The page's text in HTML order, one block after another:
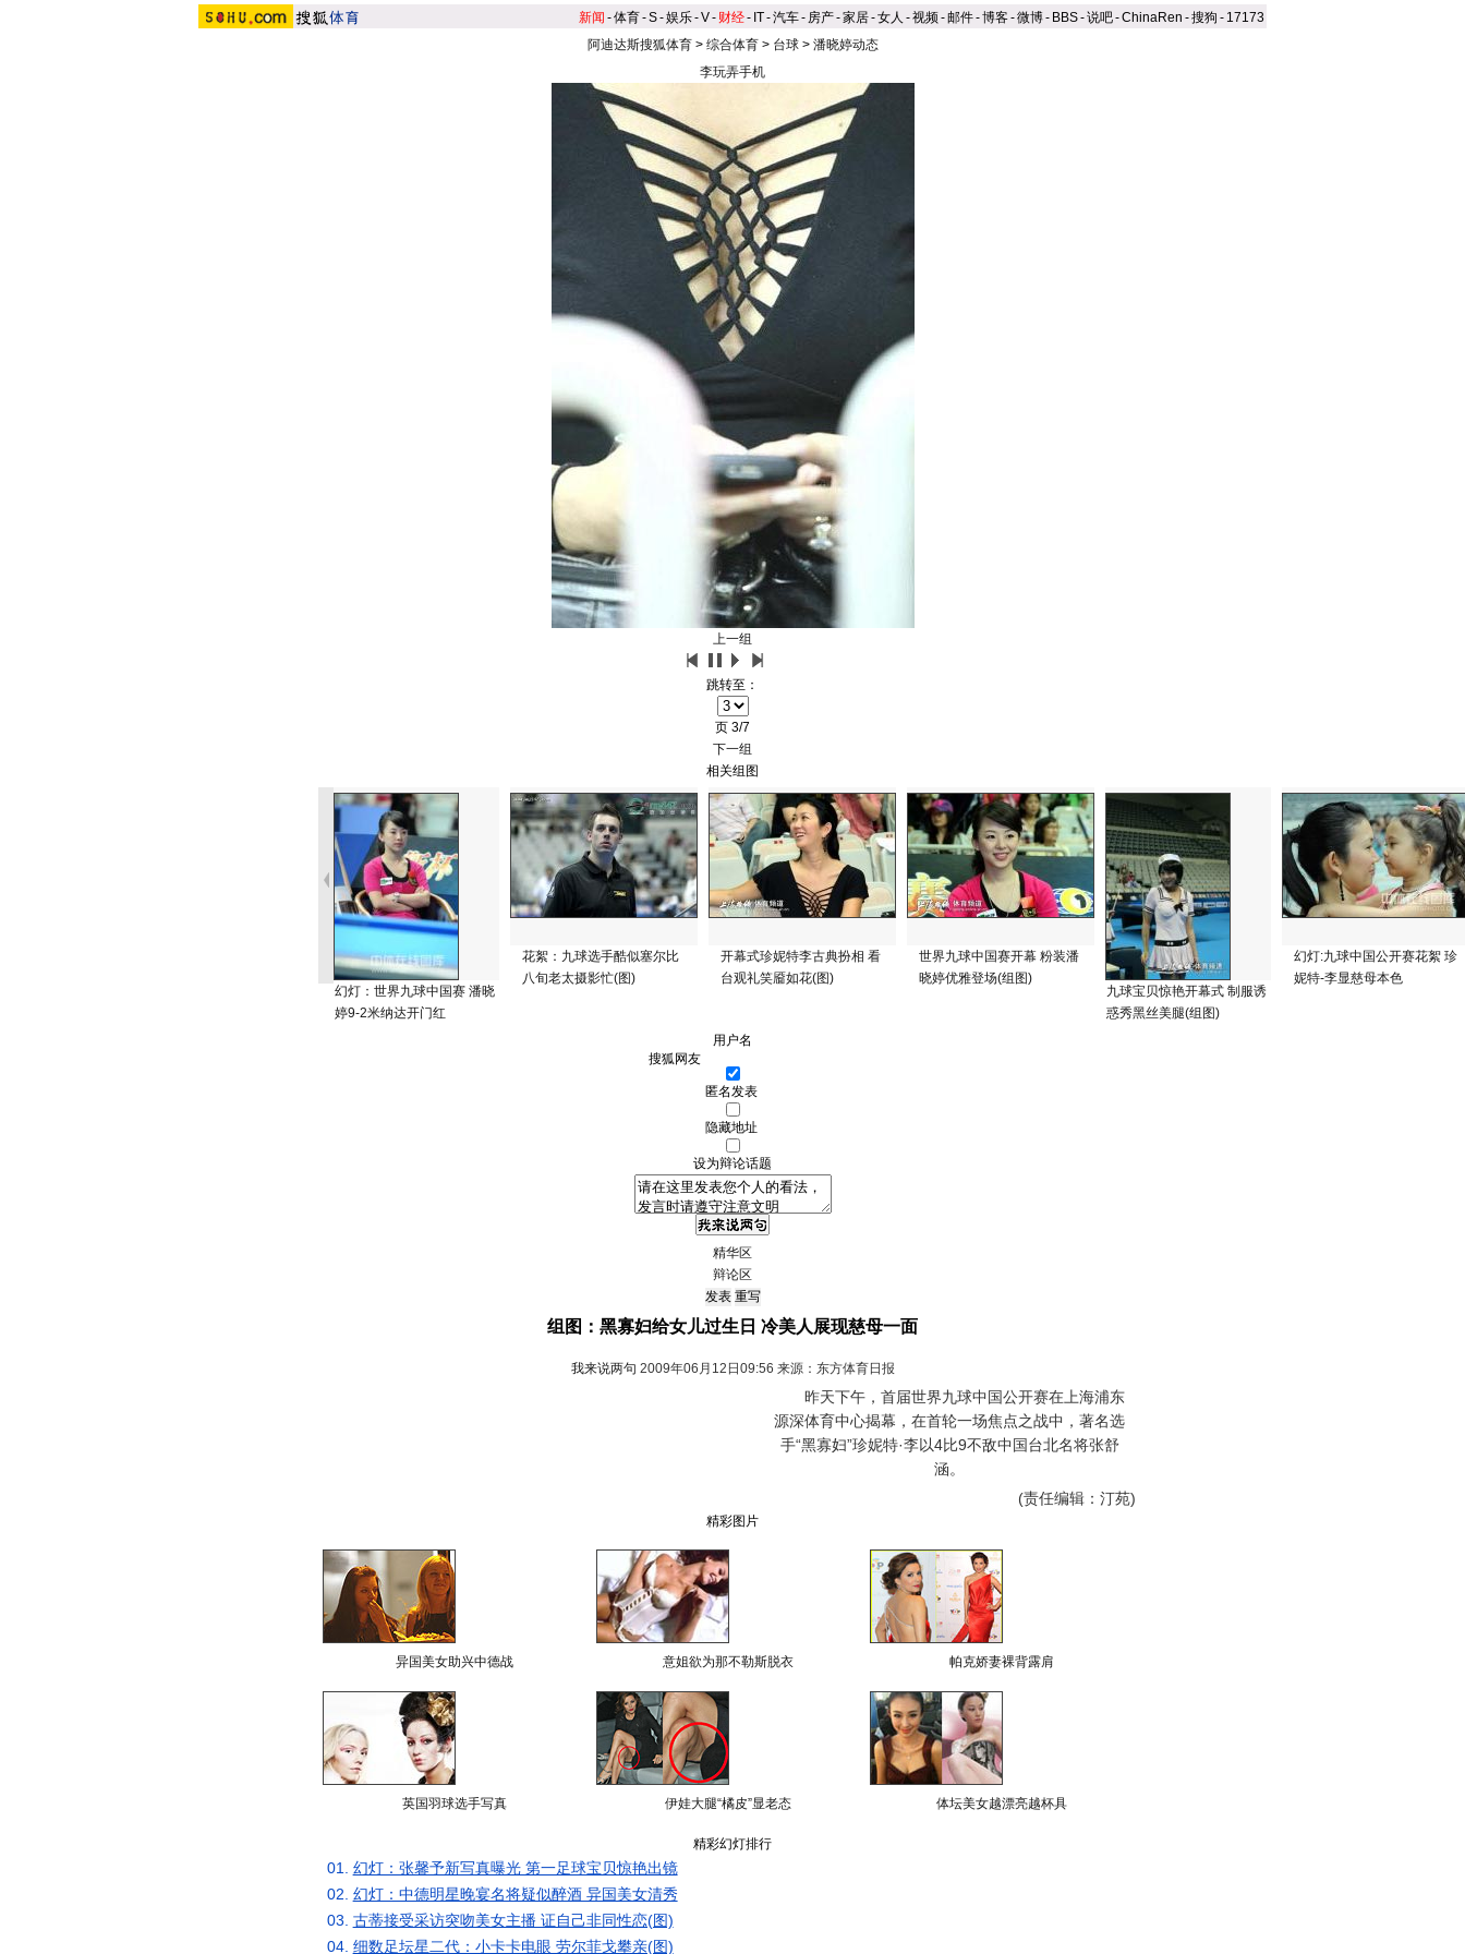
新闻 -体育-S-娱乐-V- 财经- IT-汽车- 房产-家居-女人 -视频-邮件-博客-微博- BBS-说吧-ChinaRen -搜狗 - 17173
阿迪达斯搜狐体育> 综合体育> 台球> 潘晓婷动态
李玩弄手机
上一组
跳转至：
页 3/7
下一组
相关组图
幻灯：世界九球中国赛 潘晓
婷9-2米纳达开门红
花絮：九球选手酷似塞尔比
八旬老太摄影忙(图)
开幕式珍妮特李古典扮相 看
台观礼笑靥如花(图)
世界九球中国赛开幕 粉装潘
晓婷优雅登场(组图)
九球宝贝惊艳开幕式 制服诱
惑秀黑丝美腿(组图)
幻灯:九球中国公开赛花絮 珍
妮特-李显慈母本色
用户名
匿名发表
隐藏地址
设为辩论话题
精华区
辩论区
组图：黑寡妇给女儿过生日 冷美人展现慈母一面
我来说两句 2009年06月12日09:56 来源：东方体育日报
昨天下午，首届世界九球中国公开赛在上海浦东
源深体育中心揭幕，在首轮一场焦点之战中，著名选
手“黑寡妇”珍妮特·李以4比9不敌中国台北名将张舒
涵。
(责任编辑：汀苑)
精彩图片
异国美女助兴中德战 意姐欲为那不勒斯脱衣 帕克娇妻裸背露肩
英国羽球选手写真 伊娃大腿“橘皮”显老态 体坛美女越漂亮越杯具
精彩幻灯排行
01. 幻灯：张馨予新写真曝光 第一足球宝贝惊艳出镜
02. 幻灯：中德明星晚宴名将疑似醉酒 异国美女清秀
03. 古蒂接受采访突吻美女主播 证自己非同性恋(图)
04. 细数足坛星二代：小卡卡电眼 劳尔菲戈攀亲(图)